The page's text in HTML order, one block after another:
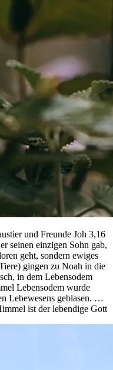
und Freunde Joh 3,16
seinen einzigen Sohn gab,
geht, sondern ewiges
gingen zu Noah in die
in dem Lebensodem
Lebensodem wurde
Lebewesens geblasen. …
ist der lebendige Gott